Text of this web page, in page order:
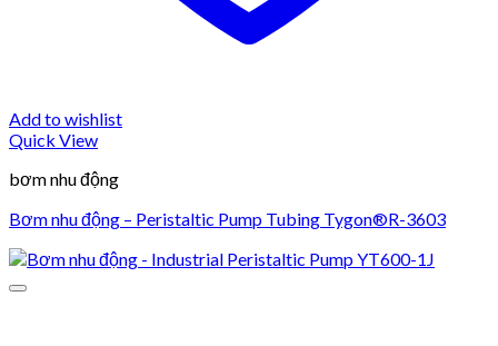
Add to wishlist
Quick View
bơm nhu động
Bơm nhu động – Peristaltic Pump Tubing Tygon®R-3603